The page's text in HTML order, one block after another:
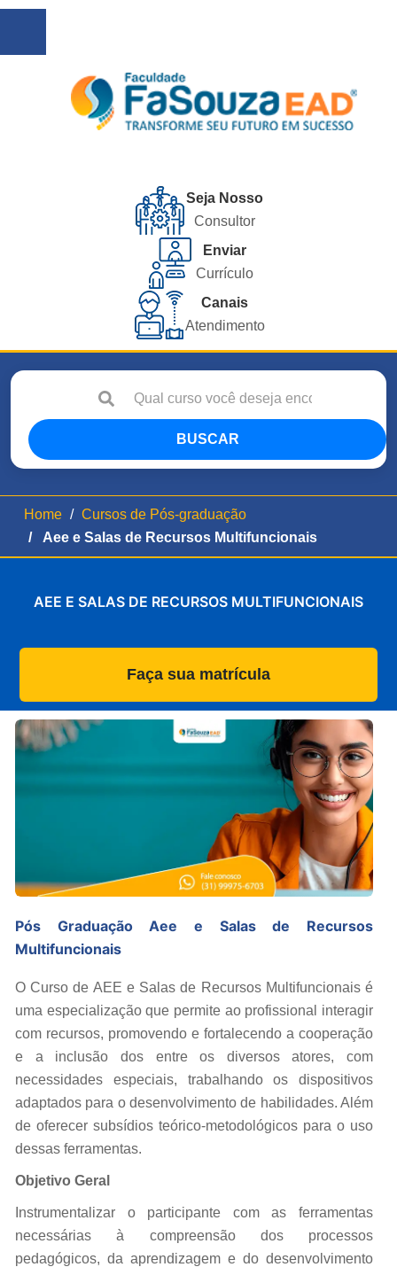
Seja Nosso
Consultor
Enviar
Currículo
Canais
Atendimento
BUSCAR
Home
Cursos de Pós-graduação
Aee e Salas de Recursos Multifuncionais
AEE E SALAS DE RECURSOS MULTIFUNCIONAIS
Faça sua matrícula
Pós Graduação Aee e Salas de Recursos
Multifuncionais
O Curso de AEE e Salas de Recursos Multifuncionais é
uma especialização que permite ao profissional interagir
com recursos, promovendo e fortalecendo a cooperação
e a inclusão dos entre os diversos atores, com
necessidades especiais, trabalhando os dispositivos
adaptados para o desenvolvimento de habilidades. Além
de oferecer subsídios teórico-metodológicos para o uso
dessas ferramentas.
Objetivo Geral
Instrumentalizar o participante com as ferramentas
necessárias à compreensão dos processos
pedagógicos, da aprendizagem e do desenvolvimento